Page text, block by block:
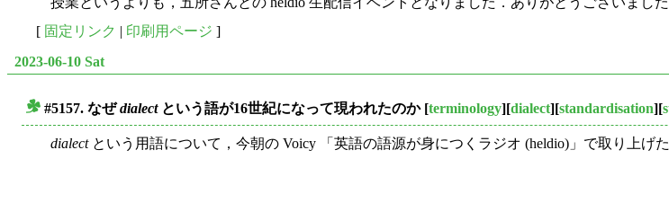
[ 固定リンク | 印刷用ページ ]
2023-06-10 Sat
#5157. なぜdialectという語が16世紀になって現われたのか[terminology][dialect][standardisation][
dialectという用語について，今朝の Voicy 「英語の語源が身につくラジオ (heldio)」で取り上げた